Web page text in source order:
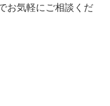
お気軽にご相談くだ